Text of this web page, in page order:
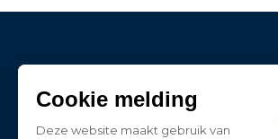
Cookie melding
Deze website maakt gebruik van